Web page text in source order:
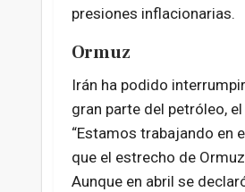
presiones inflacionarias.
Ormuz
Irán ha podido
gran parte del petróleo,
“Estamos trabajando en
que el estrecho de
Aunque en abril se